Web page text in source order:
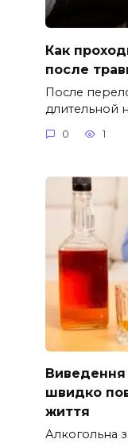
Как
после
После
длительной
0 1
Виведення
швидко
життя
Алкогольна